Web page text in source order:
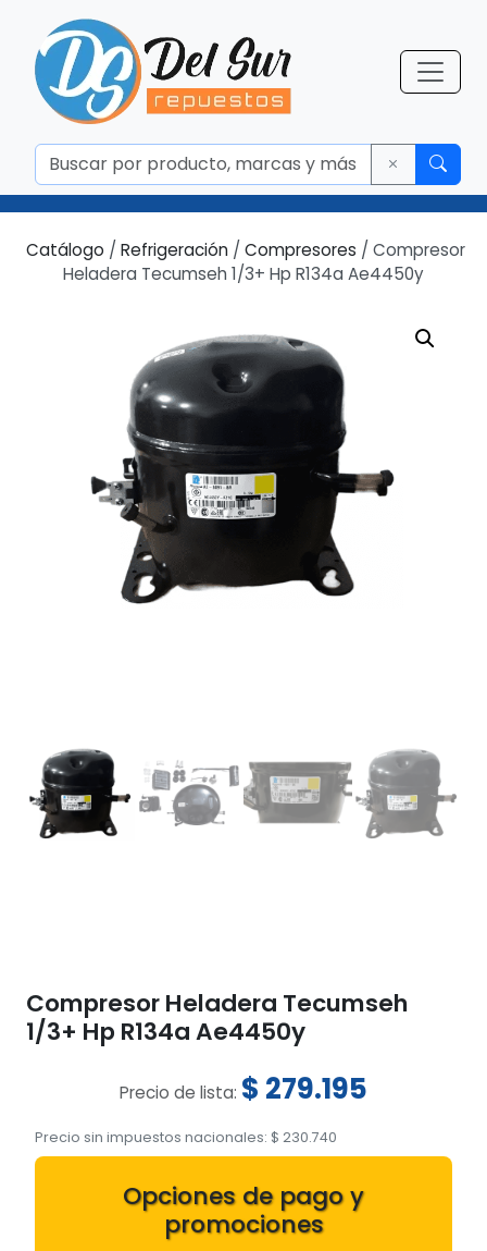
Catálogo / Refrigeración / Compresores / Compresor
Heladera Tecumseh 1/3+ Hp R134a Ae4450y
Compresor Heladera Tecumseh
1/3+ Hp R134a Ae4450y
Precio de lista: $ 279.195
Precio sin impuestos nacionales: $ 230.740
Opciones de pago y
promociones